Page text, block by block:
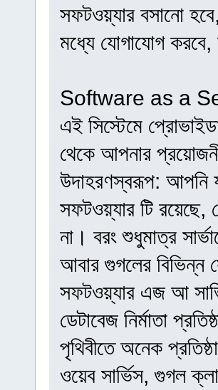
সফটওয়্যার বসানো
মধ্যে যোগাযোগ করবে,
Software as a
এই সিস্টেমে
থেকে আপনার
উদাহরণস্বরূপ: আপনি
সফটওয়্যার টি রয়েছে,
না। বরং শুধুমাত্র
আবার গুগলের বিভিন্ন
সফটওয়্যার এজ আ
ডেটাবেজ নির্মাতা
পৃথিবীতে অনেক
ওয়েব সার্ভিস, গুগল